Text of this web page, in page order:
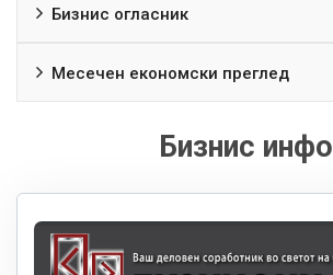
Бизнис огласник
Месечен економски преглед
Бизнис инфо